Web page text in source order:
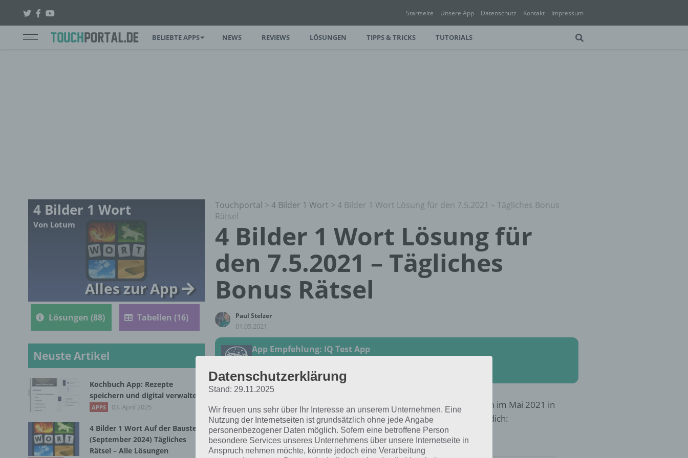
Startseite Unsere App Datenschutz Kontakt Impressum
BELIEBTE APPS NEWS REVIEWS LÖSUNGEN TIPPS & TRICKS TUTORIALS
Touchportal > 4 Bilder 1 Wort > 4 Bilder 1 Wort Lösung für den 7.5.2021 – Tägliches Bonus
Rätsel
4 Bilder 1 Wort Lösung für
den 7.5.2021 – Tägliches
Bonus Rätsel
Paul Stelzer
01.05.2021
App Empfehlung: IQ Test App
JETZT KOSTENLOS HERUNTERLADEN
Die Lösung für das tägliche BONUS Rätsel vom 7.5.2021 zu Landleben im Mai 2021 in
4 Bilder 1 Wort. Wenn du dort aktuell feststeckst, hier die Lösung für dich:
ACKER
4 Bilder 1 Wort
Von Lotum
Alles zur App
Lösungen (88) Tabellen (16)
Neuste Artikel
Kochbuch App: Rezepte
speichern und digital verwalten
APPS 03. April 2025
4 Bilder 1 Wort Auf der Baustelle
(September 2024) Tägliches
Rätsel – Alle Lösungen
Datenschutzerklärung
Stand: 29.11.2025
Wir freuen uns sehr über Ihr Interesse an unserem Unternehmen. Eine
Nutzung der Internetseiten ist grundsätzlich ohne jede Angabe
personenbezogener Daten möglich. Sofern eine betroffene Person
besondere Services unseres Unternehmens über unsere Internetseite in
Anspruch nehmen möchte, könnte jedoch eine Verarbeitung